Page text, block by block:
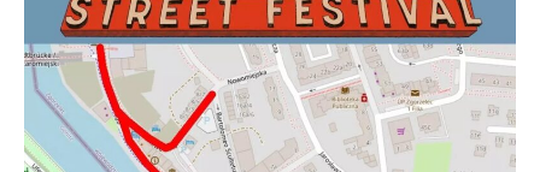
Zapamiętaj moje dane w tej przeglądarce podczas
pisania kolejnych komentarzy.